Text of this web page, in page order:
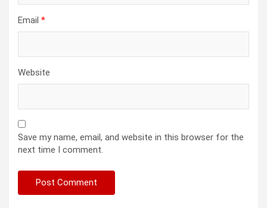
Email *
Website
Save my name, email, and website in this browser for the
next time I comment.